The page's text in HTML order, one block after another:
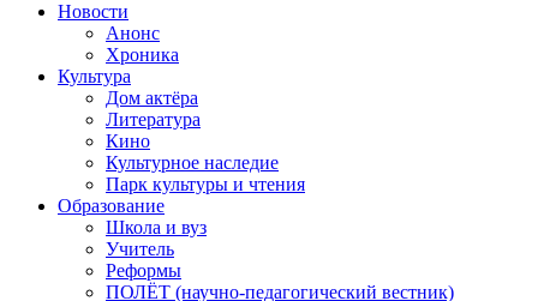
Новости
Анонс
Хроника
Культура
Дом актёра
Литература
Кино
Культурное наследие
Парк культуры и чтения
Образование
Школа и вуз
Учитель
Реформы
ПОЛЁТ (научно-педагогический вестник)